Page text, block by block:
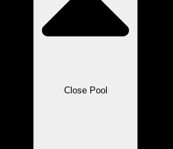
Close Pool